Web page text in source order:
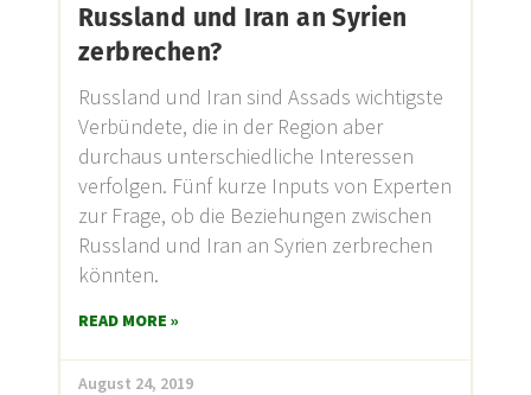
Russland und Iran an Syrien
zerbrechen?
Russland und Iran sind Assads wichtigste
Verbündete, die in der Region aber
durchaus unterschiedliche Interessen
verfolgen. Fünf kurze Inputs von Experten
zur Frage, ob die Beziehungen zwischen
Russland und Iran an Syrien zerbrechen
könnten.
READ MORE »
August 24, 2019